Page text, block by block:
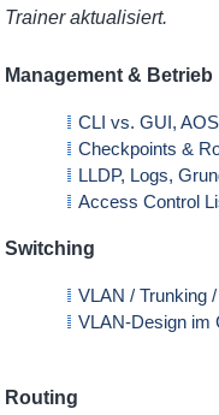
Trainer aktualisiert.
Management & Betrieb
CLI vs. GUI,
Checkpoints &
LLDP, Logs,
Access Control
Switching
VLAN / Trunking
VLAN-Design im
Routing